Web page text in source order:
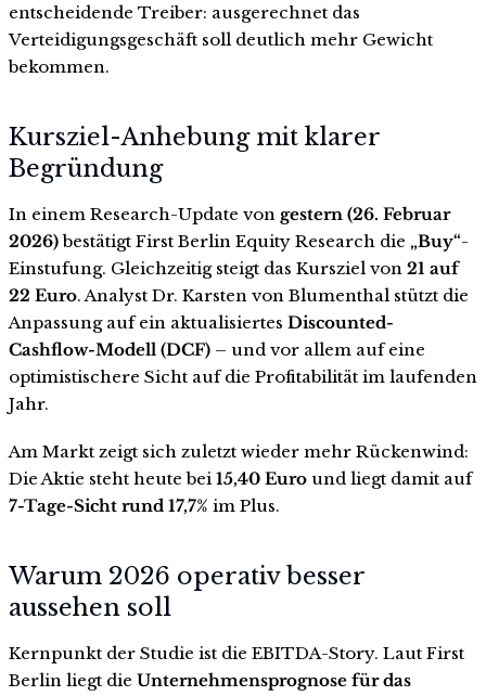
entscheidende Treiber: ausgerechnet das
Verteidigungsgeschäft soll deutlich mehr Gewicht
bekommen.
Kursziel-Anhebung mit klarer
Begründung
In einem Research-Update von gestern (26. Februar
2026)bestätigt First Berlin Equity Research die „Buy“-
Einstufung. Gleichzeitig steigt das Kursziel von 21 auf
22 Euro. Analyst Dr. Karsten von Blumenthal stützt die
Anpassung auf ein aktualisiertes Discounted-
Cashflow-Modell (DCF) – und vor allem auf eine
optimistischere Sicht auf die Profitabilität im laufenden
Jahr.
Am Markt zeigt sich zuletzt wieder mehr Rückenwind:
Die Aktie steht heute bei 15,40 Euro und liegt damit auf
7-Tage-Sicht rund 17,7% im Plus.
Warum 2026 operativ besser
aussehen soll
Kernpunkt der Studie ist die EBITDA-Story. Laut First
Berlin liegt die Unternehmensprognose für das